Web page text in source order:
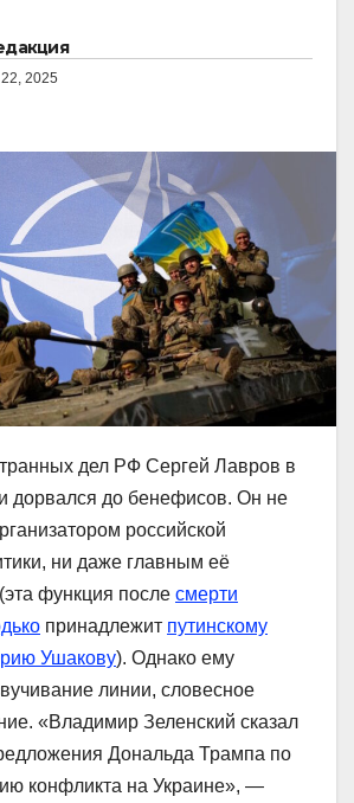
2025
дел РФ Сергей Лавров в
дорвался до бенефисов. Он не
российской
ни даже главным её
функция после смерти
принадлежит путинскому
Ушакову). Однако ему
линии, словесное
«Владимир Зеленский сказал
Дональда Трампа по
конфликта на Украине», —